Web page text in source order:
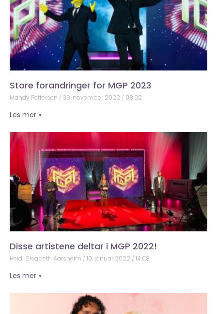
Store forandringer for MGP 2023
Mandy Pettersen 30. november 2022 08:02
Les mer »
Disse artistene deltar i MGP 2022!
Heidi Elisabeth Aarsheim 10. januar 2022 14:08
Les mer »